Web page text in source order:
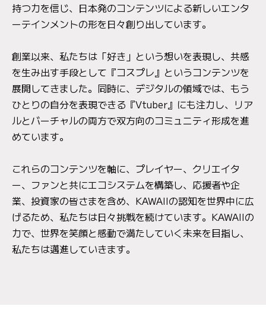
持つ力を信じ、日本発のコンテンツによる新しいエンタ
ーテインメントの形を日々創り出しています。
創業以来、私たちは「好き」という想いを表現し、共感
を生み出す手段として『コスプレ』というコンテンツを
展開してきました。同時に、デジタルの領域では、もう
ひとりの自分を表現できる『Vtuber』にも注力し、リア
ルとバーチャルの両方で双方向のコミュニティ形成を進
めています。
これらのコンテンツを軸に、プレイヤー、クリエイタ
ー、ファンと共にエコシステムを構築し、応援者や企
業、投資家の皆さまを含め、KAWAIIの認知を世界中に広
げるため、私たちは日々挑戦を続けています。KAWAIIの
力で、世界を笑顔と感動で満たしていく未来を目指し、
私たちは邁進していきます。